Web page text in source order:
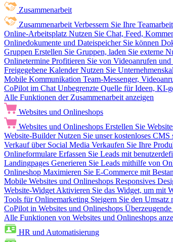
Zusammenarbeit
Zusammenarbeit Verbessern Sie Ihre Teamarbeit
Online-Arbeitsplatz Nutzen Sie Chat, Feed,
Onlinedokumente und Dateispeicher Sie können
Gruppen Erstellen Sie Gruppen, laden Sie externe
Onlinetermine Profitieren Sie von Videoanrufen
Freigegebene Kalender Nutzen Sie
Mobile Kommunikation Team-Messenger,
CoPilot im Chat Unbegrenzte Quelle für Ideen, KI-
Alle Funktionen der Zusammenarbeit anzeigen
Websites und Onlineshops
Websites und Onlineshops Erstellen Sie
Website-Builder Nutzen Sie unser kostenloses
Verkauf über Social Media Verkaufen Sie Ihre
Onlineformulare Erfassen Sie Leads mit
Landingpages Generieren Sie Leads mithilfe von
Onlineshop Maximieren Sie E-Commerce mit
Mobile Websites und Onlineshops Responsives
Website-Widget Aktivieren Sie das Widget, um mit
Tools für Onlinemarketing Steigern Sie den
CoPilot in Websites und Onlineshops
Alle Funktionen von Websites und Onlineshops
HR und Automatisierung